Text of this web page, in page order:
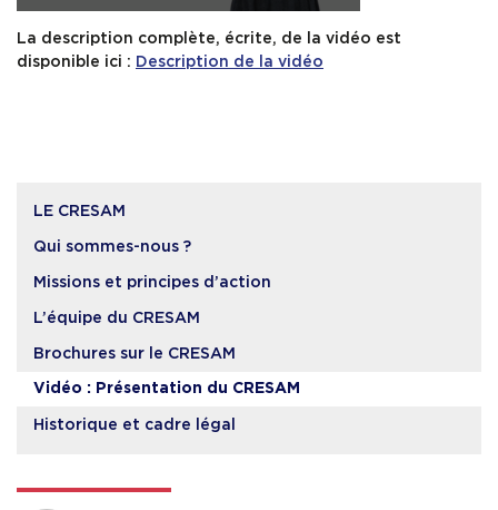
La description complète, écrite, de la vidéo est
disponible ici : Description de la vidéo
LE CRESAM
Qui sommes-nous ?
Missions et principes d’action
L’équipe du CRESAM
Brochures sur le CRESAM
Vidéo : Présentation du CRESAM
Historique et cadre légal